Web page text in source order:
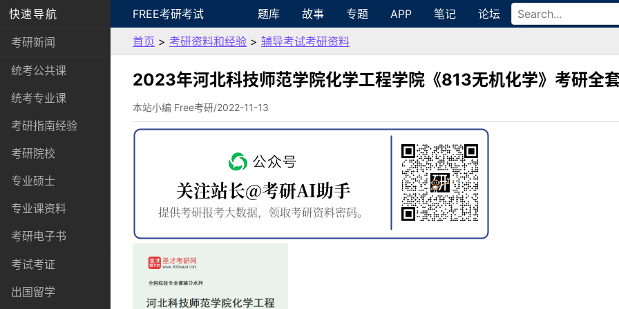
快速导航
考研新闻
统考公共课
统考专业课
考研指南经验
考研院校
专业硕士
专业课资料
考研电子书
考试考证
出国留学
FREE考研考试 题库 故事 专题 APP 笔记 论坛
首页 > 考研资料和经验 > 辅导考试考研资料
2023年河北科技师范学院化学工程学院《813无机化学》考研全
本站小编 Free考研/2022-11-13